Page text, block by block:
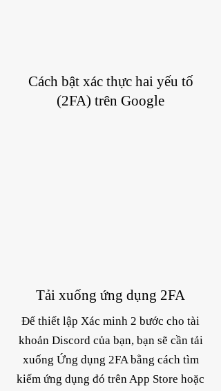
Cách bật xác thực hai yếu tố
(2FA) trên Google
Tải xuống ứng dụng 2FA
Để thiết lập Xác minh 2 bước cho tài
khoản Discord của bạn, bạn sẽ cần tải
xuống Ứng dụng 2FA bằng cách tìm
kiếm ứng dụng đó trên App Store hoặc